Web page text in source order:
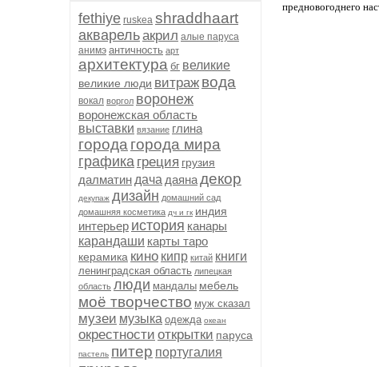
fethiye ruskea shraddhaart
акварельакрил алые паруса
анимэ античность арт
архитектура бг великие
великие люди витраж вода
вокал воргол воронеж
воронежская область
выставки вязание глина
города города мира
графика греция грузия
далматин дача даянадекор
декупаж дизайн домашний сад
домашняя косметика дч и гк индия
интерьер история канары
карандаши карты таро
керамика кино кипр китай книги
ленинградская область липецкая
область люди мандалы мебель
моё творчество муж сказал
музеи музыка одежда океан
окрестности открытки паруса
пастель питер португалия
предновогоднего